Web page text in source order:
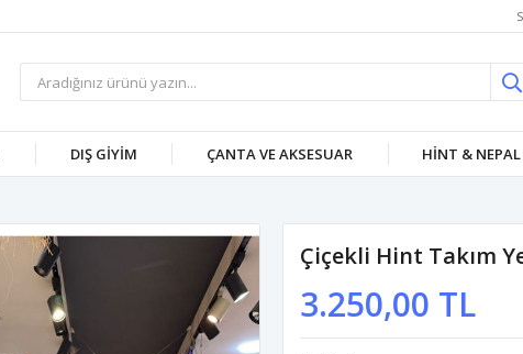
DIŞ GİYİM ÇANTA VE AKSESUAR HİNT & NEPAL
Çiçekli Hint Takım
3.250,00 TL